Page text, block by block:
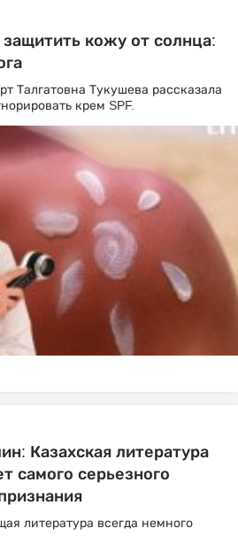
защитить кожу от солнца:
Талгатовна Тукушева рассказала
крем SPF.
Казахская литература
самого серьезного
литература всегда немного